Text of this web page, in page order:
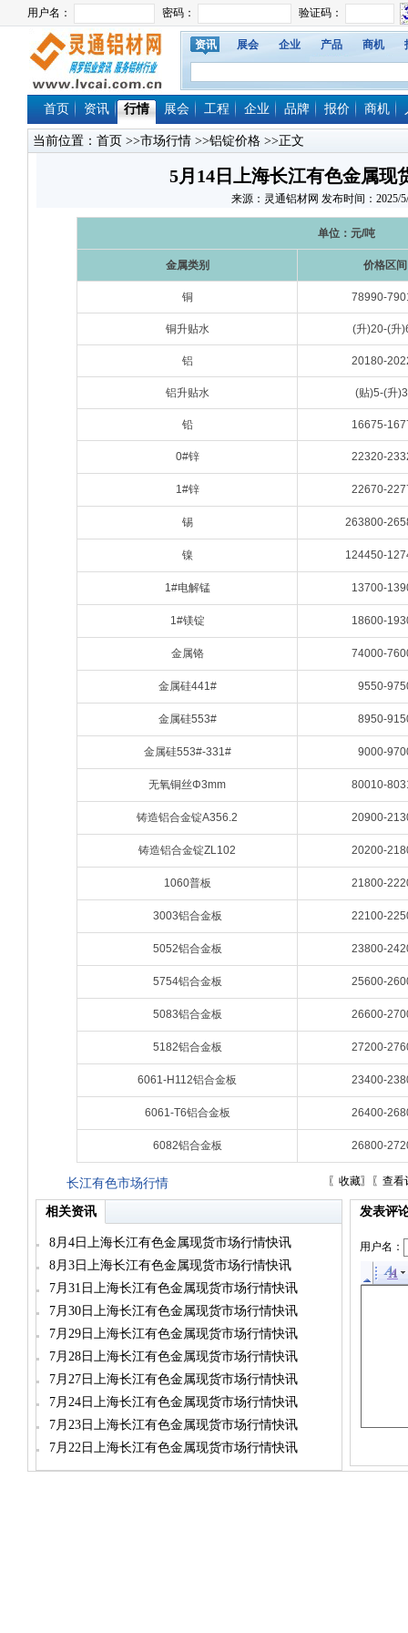
资讯 展会 企业 产品 商机
首页 资讯 行情 展会 工程 企业 品牌 报价 商机
当前位置： 首页 >>市场行情 >>铝锭价格 >>正文
5月14日上海长江有色金属现
来源：灵通铝材网 发布时间：2025/
单位：元/吨
金属类别 价格区间
铜 78990-
铜升贴水 (升)20-(升
铝 20180-
铝升贴水 (贴)5-(升
铅 16675-
0#锌 22320-
1#锌 22670-
锡 263800-
镍 124450-
1#电解锰 13700-
1#镁锭 18600-
金属铬 74000-
金属硅441# 9550-
金属硅553# 8950-
金属硅553#-331# 9000-
无氧铜丝Φ3mm 80010-
铸造铝合金锭A356.2 20900-
铸造铝合金锭ZL102 20200-
1060普板 21800-
3003铝合金板 22100-
5052铝合金板 23800-
5754铝合金板 25600-
5083铝合金板 26600-
5182铝合金板 27200-
6061-H112铝合金板 23400-
6061-T6铝合金板 26400-
6082铝合金板 26800-
长江有色市场行情 〖 收藏〗〖 查看
相关资讯
8月4日上海长江有色金属现货市场行情快讯
8月3日上海长江有色金属现货市场行情快讯
7月31日上海长江有色金属现货市场行情快讯
7月30日上海长江有色金属现货市场行情快讯
7月29日上海长江有色金属现货市场行情快讯
7月28日上海长江有色金属现货市场行情快讯
7月27日上海长江有色金属现货市场行情快讯
7月24日上海长江有色金属现货市场行情快讯
7月23日上海长江有色金属现货市场行情快讯
7月22日上海长江有色金属现货市场行情快讯
发表评
用户名：